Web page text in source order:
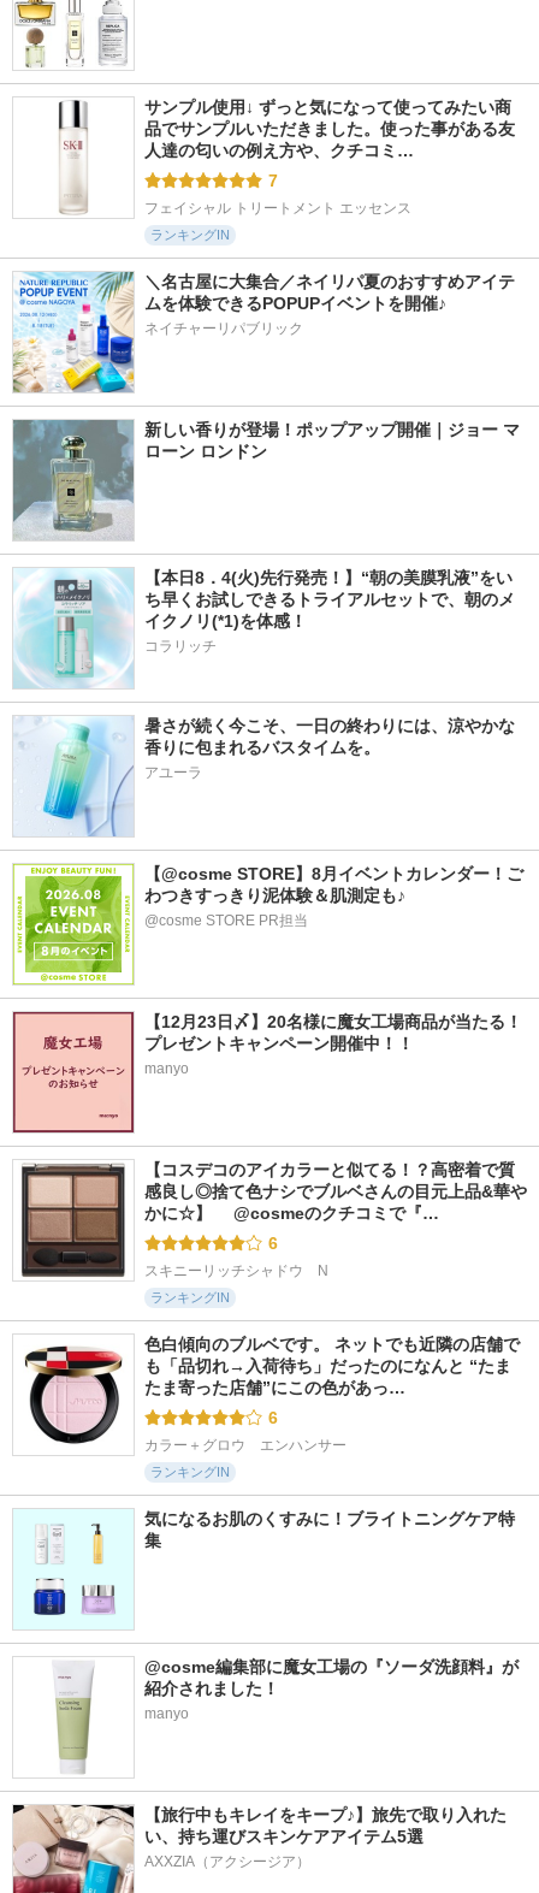
サンプル使用↓ ずっと気になって使ってみたい商
品でサンプルいただきました。使った事がある友
人達の匂いの例え方や、クチコミ…
7
フェイシャル トリートメント エッセンス
ランキングIN
＼名古屋に大集合／ネイリパ夏のおすすめアイテ
ムを体験できるPOPUPイベントを開催♪
ネイチャーリパブリック
新しい香りが登場！ポップアップ開催｜ジョー マ
ローン ロンドン
【本日8．4(火)先行発売！】“朝の美膜乳液”をい
ち早くお試しできるトライアルセットで、朝のメ
イクノリ(*1)を体感！
コラリッチ
暑さが続く今こそ、一日の終わりには、涼やかな
香りに包まれるバスタイムを。
アユーラ
【@cosme STORE】8月イベントカレンダー！ご
わつきすっきり泥体験＆肌測定も♪
@cosme STORE PR担当
【12月23日〆】20名様に魔女工場商品が当たる！
プレゼントキャンペーン開催中！！
manyo
【コスデコのアイカラーと似てる！？高密着で質
感良し◎捨て色ナシでブルベさんの目元上品&華や
かに☆】 　@cosmeのクチコミで『…
6
スキニーリッチシャドウ　N
ランキングIN
色白傾向のブルベです。 ネットでも近隣の店舗で
も「品切れ→入荷待ち」だったのになんと “たま
たま寄った店舗”にこの色があっ…
6
カラー＋グロウ　エンハンサー
ランキングIN
気になるお肌のくすみに！ブライトニングケア特
集
@cosme編集部に魔女工場の『ソーダ洗顔料』が
紹介されました！
manyo
【旅行中もキレイをキープ♪】旅先で取り入れた
い、持ち運びスキンケアアイテム5選
AXXZIA（アクシージア）